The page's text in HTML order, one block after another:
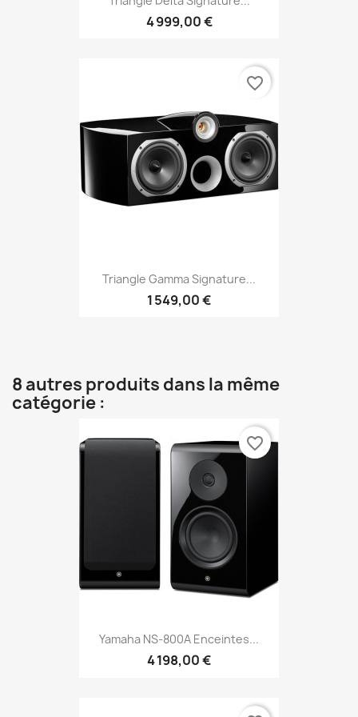
4 999,00 €
Triangle Gamma Signature...
1 549,00 €
favorite_border
8 autres produits dans la même
catégorie :
Yamaha NS-800A Enceintes...
4 198,00 €
favorite_border